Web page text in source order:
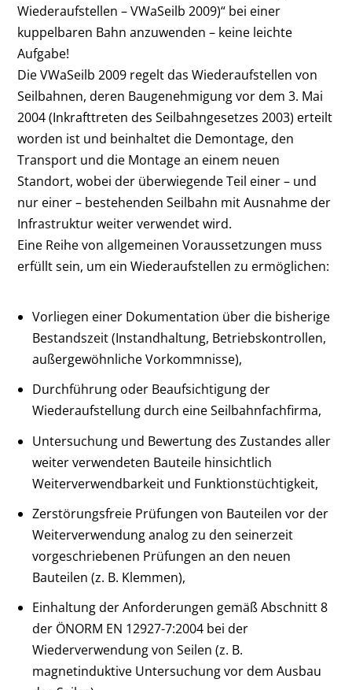
Wiederaufstellen – VWaSeilb 2009)“ bei einer
kuppelbaren Bahn anzuwenden – keine leichte
Aufgabe!
Die VWaSeilb 2009 regelt das Wiederaufstellen von
Seilbahnen, deren Baugenehmigung vor dem 3. Mai
2004 (Inkrafttreten des Seilbahngesetzes 2003) erteilt
worden ist und beinhaltet die Demontage, den
Transport und die Montage an einem neuen
Standort, wobei der überwiegende Teil einer – und
nur einer – bestehenden Seilbahn mit Ausnahme der
Infrastruktur weiter verwendet wird.
Eine Reihe von allgemeinen Voraussetzungen muss
erfüllt sein, um ein Wiederaufstellen zu ermöglichen:
Vorliegen einer Dokumentation über die bisherige
Bestandszeit (Instandhaltung, Betriebskontrollen,
außergewöhnliche Vorkommnisse),
Durchführung oder Beaufsichtigung der
Wiederaufstellung durch eine Seilbahnfachfirma,
Untersuchung und Bewertung des Zustandes aller
weiter verwendeten Bauteile hinsichtlich
Weiterverwendbarkeit und Funktionstüchtigkeit,
Zerstörungsfreie Prüfungen von Bauteilen vor der
Weiterverwendung analog zu den seinerzeit
vorgeschriebenen Prüfungen an den neuen
Bauteilen (z. B. Klemmen),
Einhaltung der Anforderungen gemäß Abschnitt 8
der ÖNORM EN 12927-7:2004 bei der
Wiederverwendung von Seilen (z. B.
magnetinduktive Untersuchung vor dem Ausbau